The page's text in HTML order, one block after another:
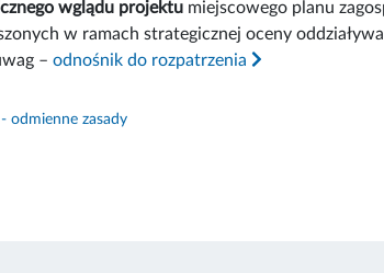
wglądu projektu miejscowego planu
w ramach strategicznej oceny
– odnośnik do rozpatrzenia
odmienne zasady